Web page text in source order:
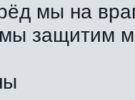
мы на
защитим